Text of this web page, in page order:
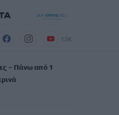
13K
– Πάνω από 1